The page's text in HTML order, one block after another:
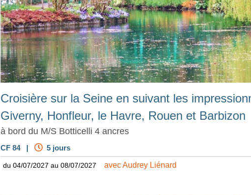
Croisière sur la Seine en suivant les
Giverny, Honfleur, le Havre, Rouen et Barbizon
à bord du M/S Botticelli 4 ancres
CF 84 | 5 jours
du 04/07/2027 au 08/07/2027 avec Audrey Liénard